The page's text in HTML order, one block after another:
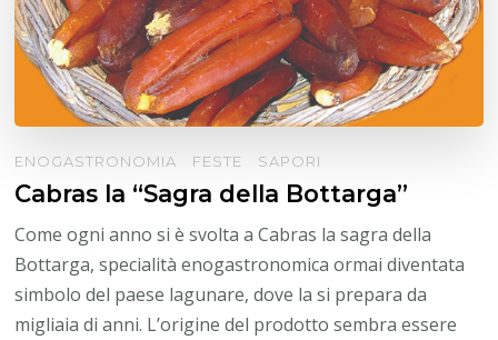
ENOGASTRONOMIA FESTE SAPORI
Cabras la “Sagra della Bottarga”
Come ogni anno si è svolta a Cabras la sagra della
Bottarga, specialità enogastronomica ormai diventata
simbolo del paese lagunare, dove la si prepara da
migliaia di anni. L’origine del prodotto sembra essere